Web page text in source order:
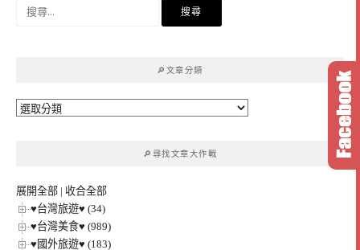
🔎文章分類
🔎
🔎尋找文章大作戰
展開全部 | 收合全部
♥台灣旅遊♥ (34)
♥台灣美食♥ (989)
♥國外旅遊♥ (183)